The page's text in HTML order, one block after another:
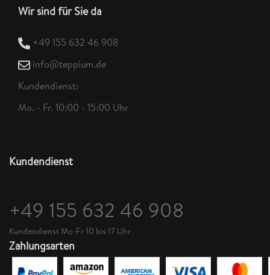
Wir sind für Sie da
+49 155 632 46 908
info@teppium.de
Kundendienst:
Mo. - Fr. 10:00 - 15:00 Uhr
Kundendienst
+49 155 632 46 908
Kundendienst Mo-Fr 10 bis 17 Uhr
Zahlungsarten